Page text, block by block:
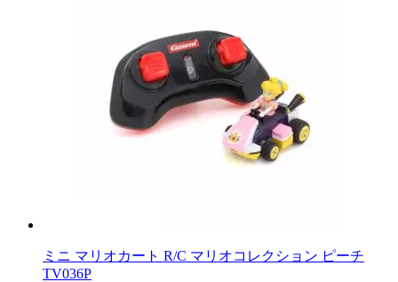
ミニ マリオカート R/C マリオコレクション ピーチ
TV036P